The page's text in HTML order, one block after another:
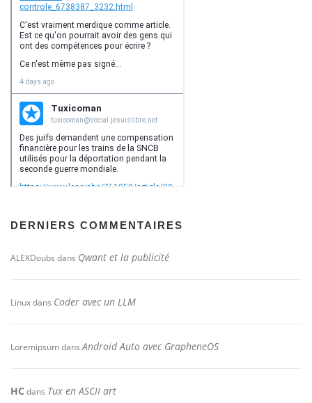
DERNIERS COMMENTAIRES
ALEXDoubs dans Qwant et la publicité
Linuxdans Coder avec un LLM
LoremipsumdansAndroid Auto avec GrapheneOS
HC dans Tux en ASCII art